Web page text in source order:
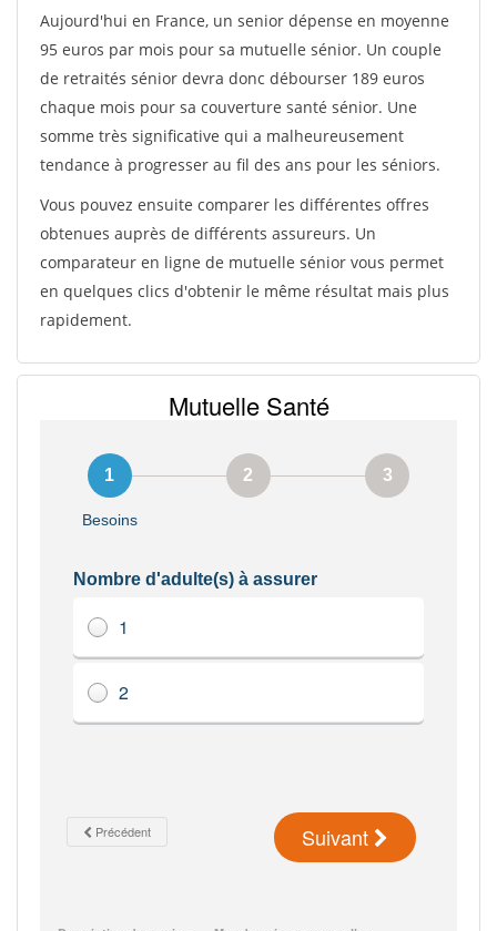
Aujourd'hui en France, un senior dépense en moyenne
95 euros par mois pour sa mutuelle sénior. Un couple
de retraités sénior devra donc débourser 189 euros
chaque mois pour sa couverture santé sénior. Une
somme très significative qui a malheureusement
tendance à progresser au fil des ans pour les séniors.
Vous pouvez ensuite comparer les différentes offres
obtenues auprès de différents assureurs. Un
comparateur en ligne de mutuelle sénior vous permet
en quelques clics d'obtenir le même résultat mais plus
rapidement.